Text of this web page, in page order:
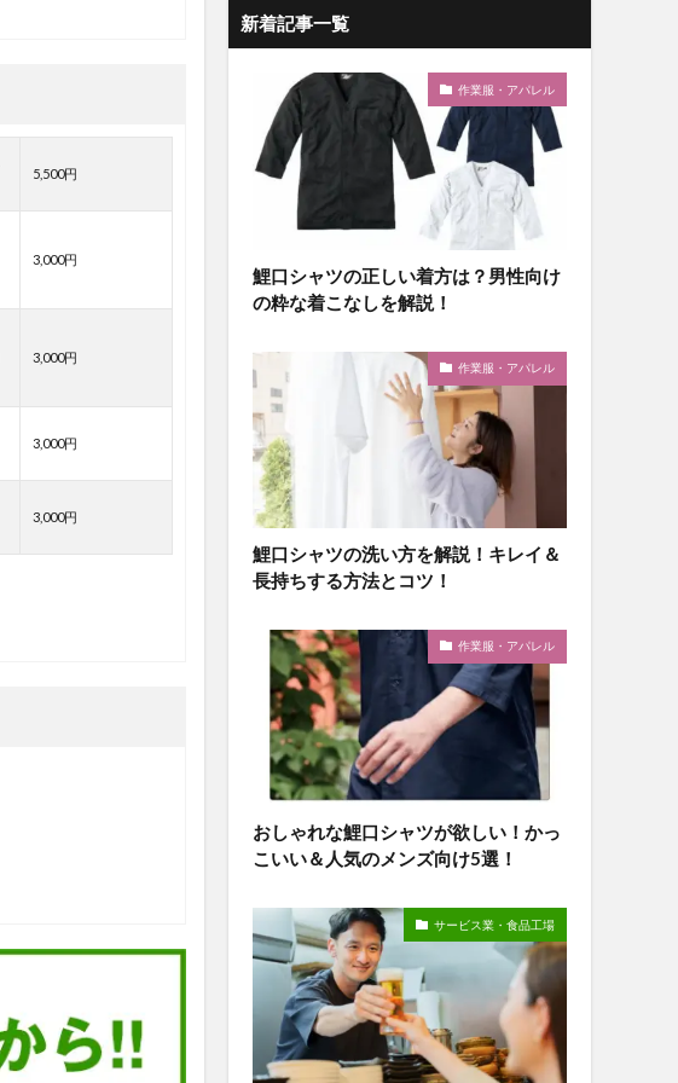
5,500円
3,000円
3,000円
3,000円
3,000円
新着記事一覧
作業服・アパレル
鯉口シャツの正しい着方は？男性向け
の粋な着こなしを解説！
作業服・アパレル
鯉口シャツの洗い方を解説！キレイ＆
長持ちする方法とコツ！
作業服・アパレル
おしゃれな鯉口シャツが欲しい！かっ
こいい＆人気のメンズ向け5選！
サービス業・食品工場